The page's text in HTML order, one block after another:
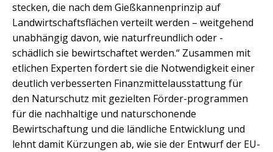
stecken, die nach dem Gießkannenprinzip auf
Landwirtschaftsflächen verteilt werden – weitgehend
unabhängig davon, wie naturfreundlich oder -
schädlich sie bewirtschaftet werden.“ Zusammen mit
etlichen Experten fordert sie die Notwendigkeit einer
deutlich verbesserten Finanzmittelausstattung für
den Naturschutz mit gezielten Förder-programmen
für die nachhaltige und naturschonende
Bewirtschaftung und die ländliche Entwicklung und
lehnt damit Kürzungen ab, wie sie der Entwurf der EU-